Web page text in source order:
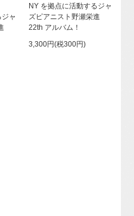
ャ
NY を拠点に活動するジャ
ズピアニスト野瀬栄進
22th アルバム！
3,300円(税300円)